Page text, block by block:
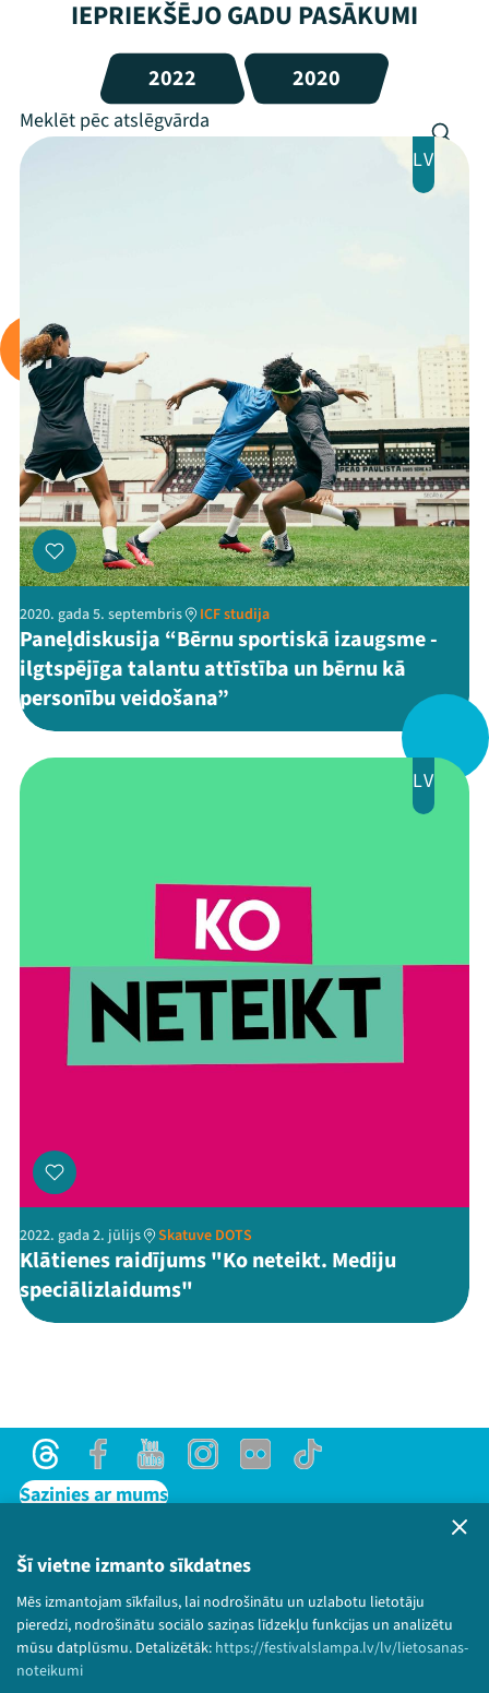
Šī vietne izmanto sīkdatnes
Mēs izmantojam sīkfailus, lai nodrošinātu un uzlabotu lietotāju
pieredzi, nodrošinātu sociālo saziņas līdzekļu funkcijas un analizētu
mūsu datplūsmu. Detalizētāk: https://festivalslampa.lv/lv/lietosanas-
noteikumi
Mana programma
Festivāls
Programma
Arhīvs
Viņi bija LAMPĀ 2026
Jaunumi
Ziedo
Veikals
ThreadsFacebookYoutube
X Instagram
Flick TikTok
IEPRIEKŠĒJO GADU PASĀKUMI
2022 2020
LV
2020. gada 5. septembris ICF studija
Paneļdiskusija “Bērnu sportiskā izaugsme -
ilgtspējīga talantu attīstība un bērnu kā
personību veidošana”
LV
2022. gada 2. jūlijs Skatuve DOTS
Klātienes raidījums "Ko neteikt. Mediju
speciālizlaidums"
ThreadsFacebookYoutubeInstagram
Flick TikTok
Sazinies ar mums
Lietošanas noteikumi un sīkdatņu politika
Bērnu aizsardzības politika
© 2026 Sarunu festivāls LAMPA Visas tiesības
paturētas.